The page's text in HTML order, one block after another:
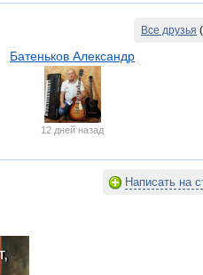
Все друзья
Батеньков Александр
12 дней назад
Написать на